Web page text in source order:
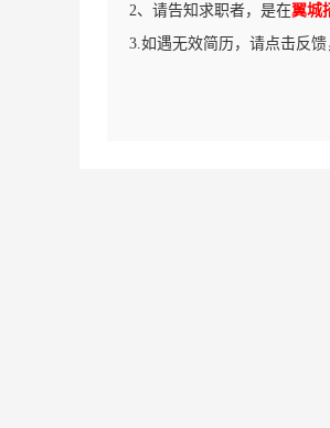
2、请告知求职者，是在翼城
3.如遇无效简历，请点击反